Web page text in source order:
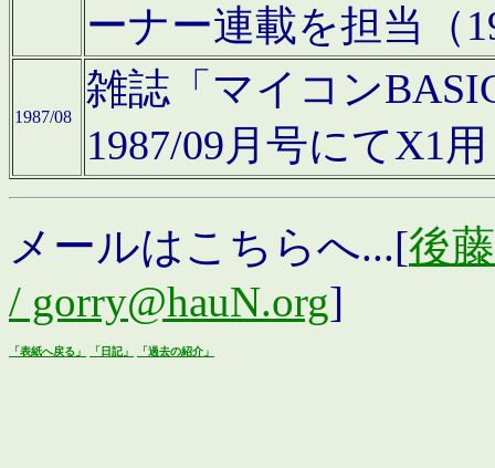
ーナー連載を担当（
1987/08
雑誌「マイコン
1987/09月号にてX1
メールはこちらへ...[後
/ gorry@hauN.org]
「表紙へ戻る」 「日記」 「過去の紹介」